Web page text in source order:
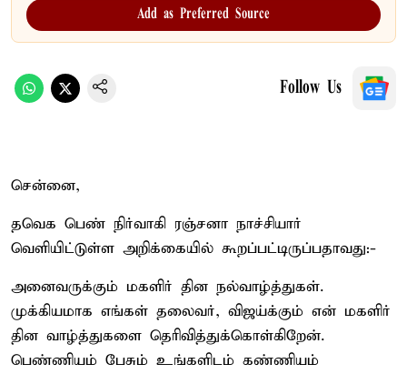
Add as Preferred Source
Follow Us
சென்னை,
தவெக பெண் நிர்வாகி ரஞ்சனா நாச்சியார்
வெளியிட்டுள்ள அறிக்கையில் கூறப்பட்டிருப்பதாவது:-
அனைவருக்கும் மகளிர் தின நல்வாழ்த்துகள்.
முக்கியமாக எங்கள் தலைவர், விஜய்க்கும் என் மகளிர்
தின வாழ்த்துகளை தெரிவித்துக்கொள்கிறேன்.
பெண்ணியம் பேசும் உங்களிடம் கண்ணியம்